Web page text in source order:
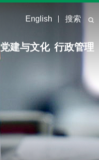
English 搜索
党建与文化 行政管理